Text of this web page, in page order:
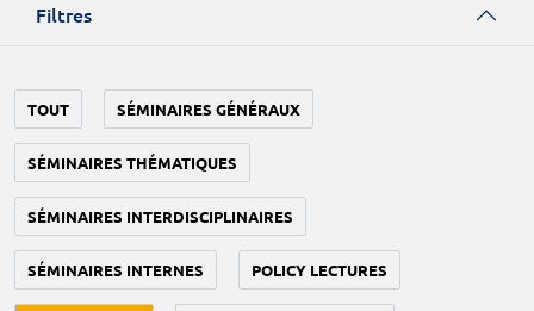
Filtres
TOUT SÉMINAIRES GÉNÉRAUX
SÉMINAIRES THÉMATIQUES
SÉMINAIRES INTERDISCIPLINAIRES
SÉMINAIRES INTERNES POLICY LECTURES